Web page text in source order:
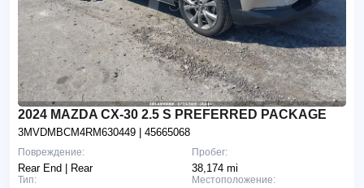
2024 MAZDA CX-30 2.5 S PREFERRED PACKAGE
3MVDMBCM4RM630449 | 45665068
Пробег:
38,174 mi
Местоположение:
Повреждение:
Rear End | Rear
Тип: